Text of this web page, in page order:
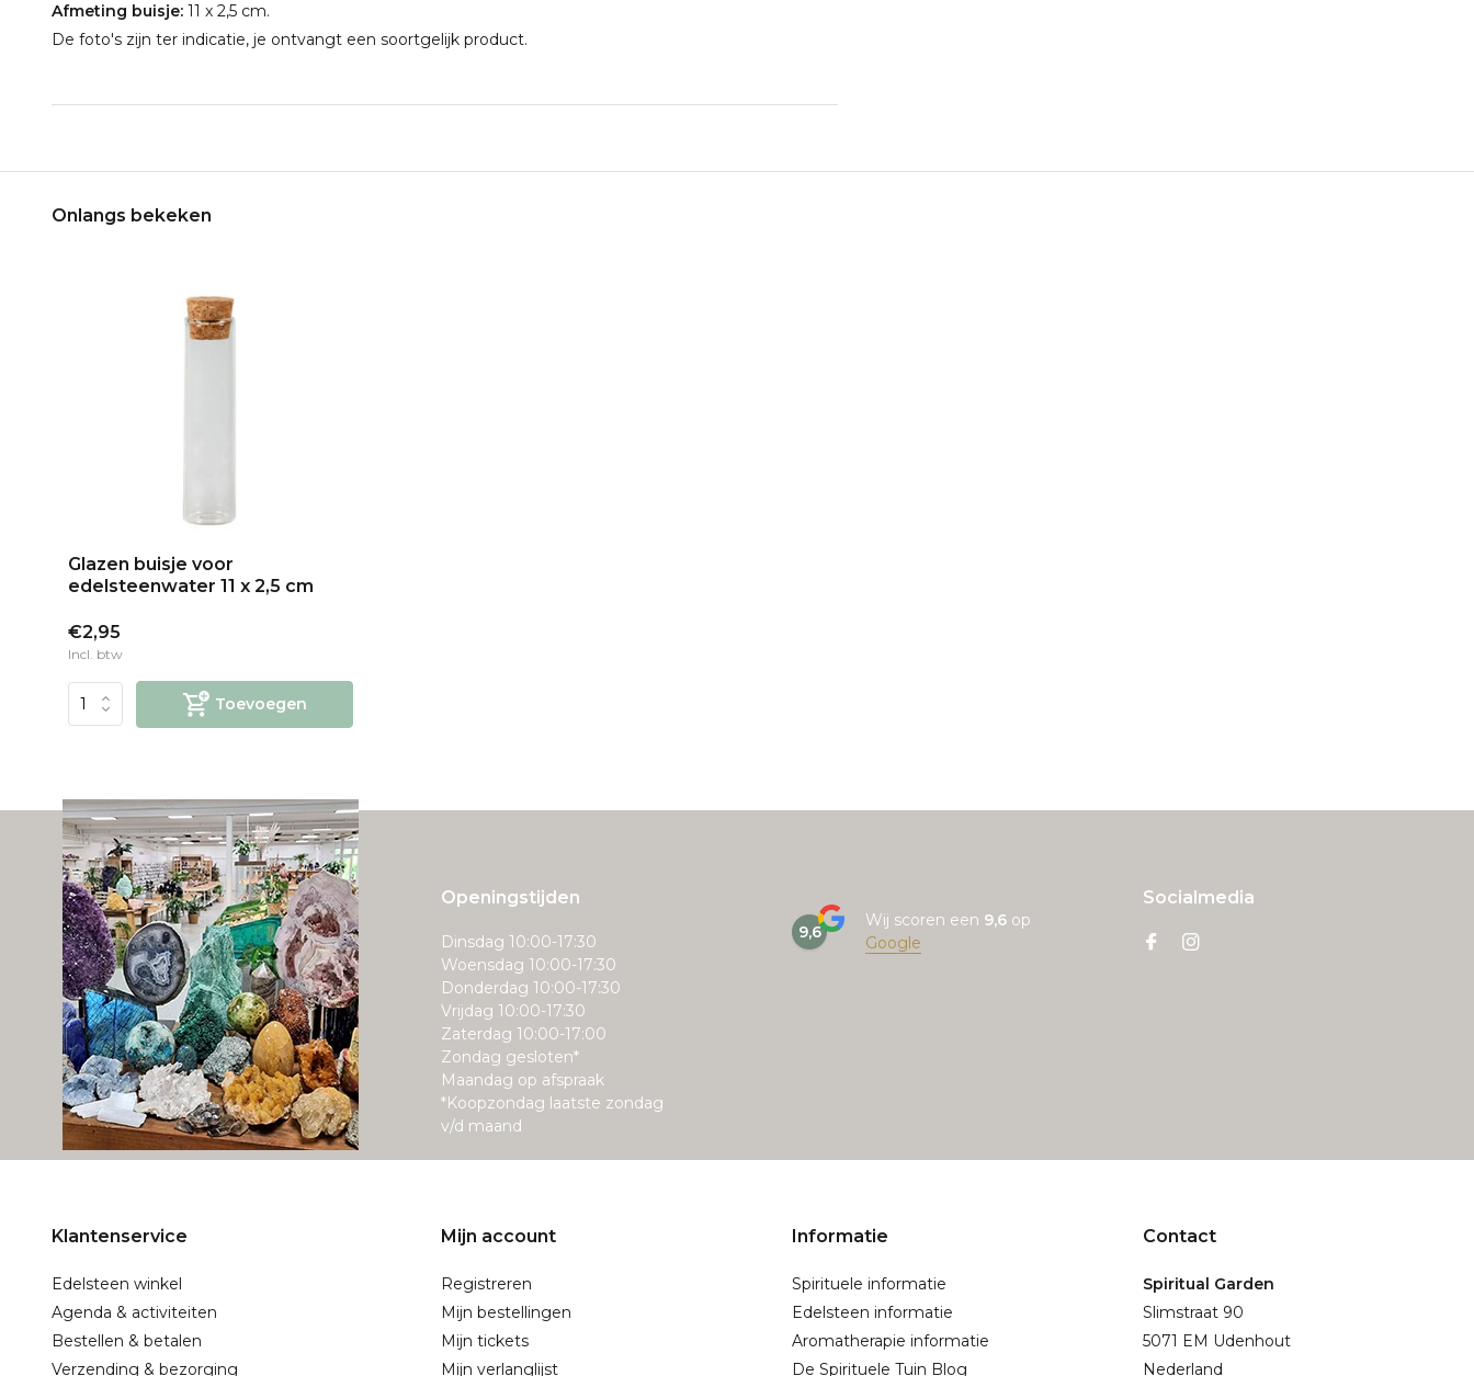
Afmeting buisje: 11 x 2,5 cm.
De foto's zijn ter indicatie, je ontvangt een soortgelijk product.
Onlangs bekeken
Glazen buisje voor
edelsteenwater 11 x 2,5 cm
€2,95
Incl. btw
Toevoegen
Openingstijden
Dinsdag 10:00-17:30
Woensdag 10:00-17:30
Donderdag 10:00-17:30
Vrijdag 10:00-17:30
Zaterdag 10:00-17:00
Zondag gesloten*
Maandag op afspraak
*Koopzondag laatste zondag
v/d maand
9,6
Wij scoren een 9,6 op
Google
Socialmedia
Klantenservice
Edelsteen winkel
Agenda & activiteiten
Bestellen & betalen
Verzending & bezorging
Mijn account
Registreren
Mijn bestellingen
Mijn tickets
Mijn verlanglijst
Informatie
Spirituele informatie
Edelsteen informatie
Aromatherapie informatie
De Spirituele Tuin Blog
Contact
Spiritual Garden
Slimstraat 90
5071 EM Udenhout
Nederland